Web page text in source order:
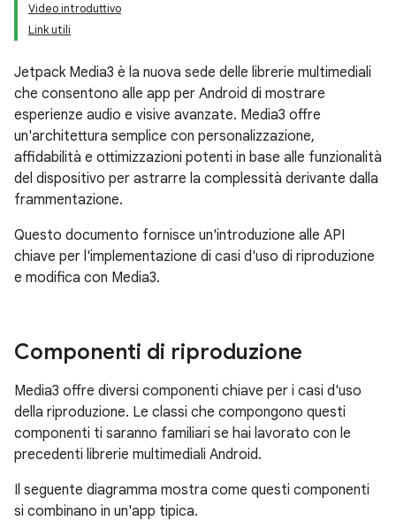
Video introduttivo
Link utili
Jetpack Media3 è la nuova sede delle librerie multimediali
che consentono alle app per Android di mostrare
esperienze audio e visive avanzate. Media3 offre
un'architettura semplice con personalizzazione,
affidabilità e ottimizzazioni potenti in base alle funzionalità
del dispositivo per astrarre la complessità derivante dalla
frammentazione.
Questo documento fornisce un'introduzione alle API
chiave per l'implementazione di casi d'uso di riproduzione
e modifica con Media3.
Componenti di riproduzione
Media3 offre diversi componenti chiave per i casi d'uso
della riproduzione. Le classi che compongono questi
componenti ti saranno familiari se hai lavorato con le
precedenti librerie multimediali Android.
Il seguente diagramma mostra come questi componenti
si combinano in un'app tipica.